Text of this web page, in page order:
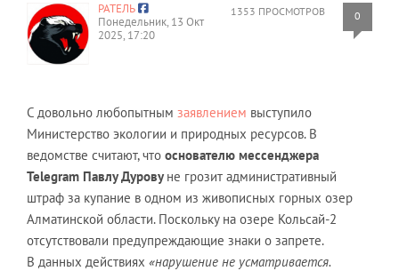
1353 ПРОСМОТРОВ 0
РАТЕЛЬ
Понедельник, 13 Окт
2025, 17:20
С довольно любопытным заявлением выступило
Министерство экологии и природных ресурсов. В
ведомстве считают, что основателю мессенджера
Telegram Павлу Дуровуне грозит административный
штраф за купание в одном из живописных горных озер
Алматинской области. Поскольку на озере Кольсай-2
отсутствовали предупреждающие знаки о запрете.
В данных действиях «нарушение не усматривается.